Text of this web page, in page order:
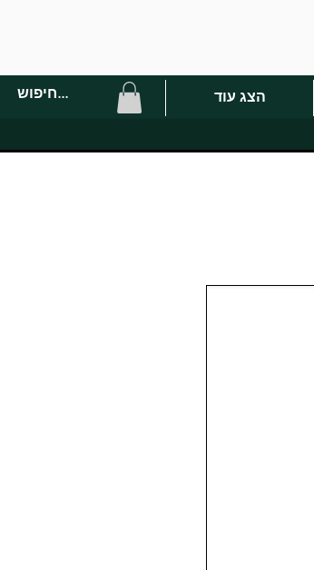
הצג עוד